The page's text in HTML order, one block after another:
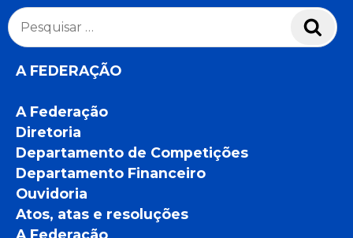
Pesquisar
por:
A FEDERAÇÃO
A Federação
Diretoria
Departamento de Competições
Departamento Financeiro
Ouvidoria
Atos, atas e resoluções